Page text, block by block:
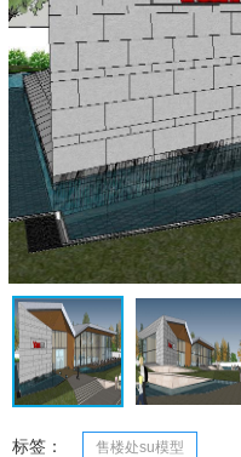
标签： 售楼处su模型